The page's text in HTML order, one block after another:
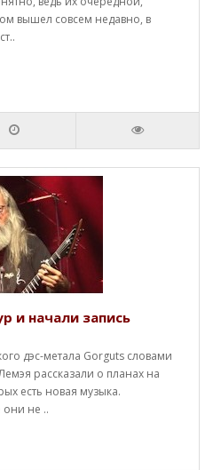
вышел совсем недавно, в
и начали запись
дэс-метала Gorguts словами
рассказали о планах на
есть новая музыка.
они не ..